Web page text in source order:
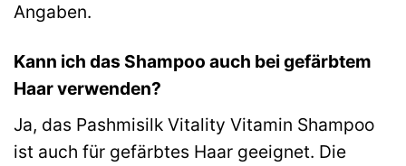
Angaben.
Kann ich das Shampoo auch bei gefärbtem
Haar verwenden?
Ja, das Pashmisilk Vitality Vitamin Shampoo
ist auch für gefärbtes Haar geeignet. Die